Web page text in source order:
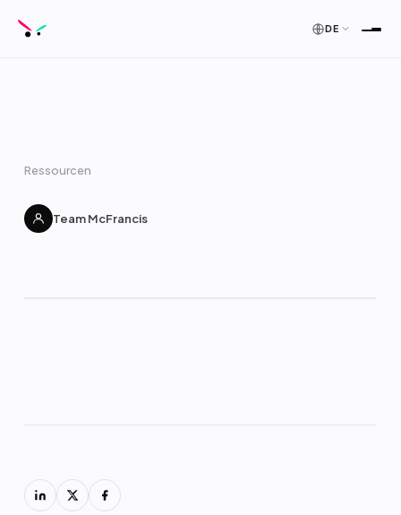
DE
Ressourcen
Team McFrancis